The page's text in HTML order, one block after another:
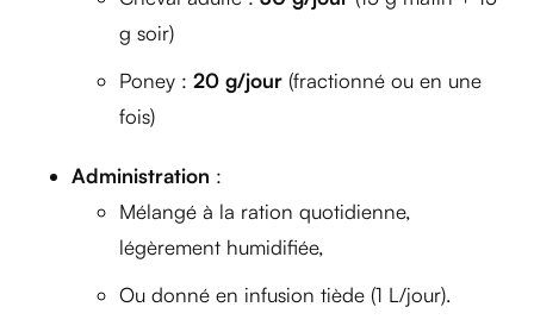
g soir)
Poney : 20 g/jour (fractionné ou en une
fois)
Administration :
Mélangé à la ration quotidienne,
légèrement humidifiée,
Ou donné en infusion tiède (1 L/jour).